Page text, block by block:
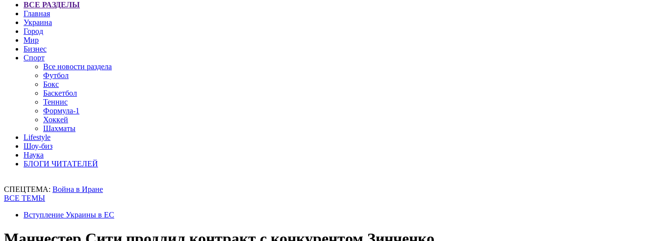
ВСЕ РАЗДЕЛЫ
Главная
Украина
Город
Мир
Бизнес
Спорт
Все новости раздела
Футбол
Бокс
Баскетбол
Теннис
Формула-1
Хоккей
Шахматы
Lifestyle
Шоу-биз
Наука
БЛОГИ ЧИТАТЕЛЕЙ
СПЕЦТЕМА: Война в Иране
ВСЕ ТЕМЫ
Вступление Украины в ЕС